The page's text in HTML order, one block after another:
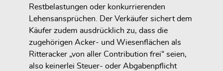
Restbelastungen oder konkurrierenden
Lehensansprüchen. Der Verkäufer sichert dem
Käufer zudem ausdrücklich zu, dass die
zugehörigen Acker- und Wiesenflächen als
Ritteracker „von aller Contribution frei“ seien,
also keinerlei Steuer- oder Abgabenpflicht